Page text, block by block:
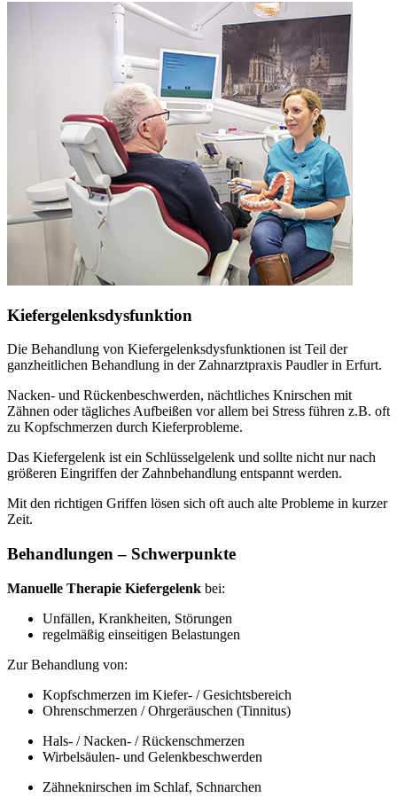
Kiefergelenksdysfunktion
Die Behandlung von Kiefergelenksdysfunktionen ist Teil der
ganzheitlichen Behandlung in der Zahnarztpraxis Paudler in Erfurt.
Nacken- und Rückenbeschwerden, nächtliches Knirschen mit
Zähnen oder tägliches Aufbeißen vor allem bei Stress führen z.B. oft
zu Kopfschmerzen durch Kieferprobleme.
Das Kiefergelenk ist ein Schlüsselgelenk und sollte nicht nur nach
größeren Eingriffen der Zahnbehandlung entspannt werden.
Mit den richtigen Griffen lösen sich oft auch alte Probleme in kurzer
Zeit.
Behandlungen – Schwerpunkte
Manuelle Therapie Kiefergelenk bei:
Unfällen, Krankheiten, Störungen
regelmäßig einseitigen Belastungen
Zur Behandlung von:
Kopfschmerzen im Kiefer- / Gesichtsbereich
Ohrenschmerzen / Ohrgeräuschen (Tinnitus)
Hals- / Nacken- / Rückenschmerzen
Wirbelsäulen- und Gelenkbeschwerden
Zähneknirschen im Schlaf, Schnarchen